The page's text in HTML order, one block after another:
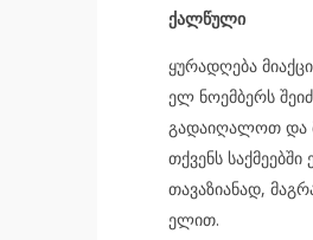
ქალწული
ყურადღება
ელ ნოემბერს
გადაიღალოთ და
თქვენს
თავაზიანად,
ელით.